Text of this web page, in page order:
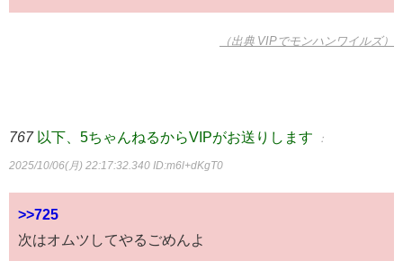
（出典 VIPでモンハンワイルズ）
767 以下、5ちゃんねるからVIPがお送りします ：
2025/10/06(月) 22:17:32.340 ID:m6l+dKgT0
>>725
次はオムツしてやるごめんよ